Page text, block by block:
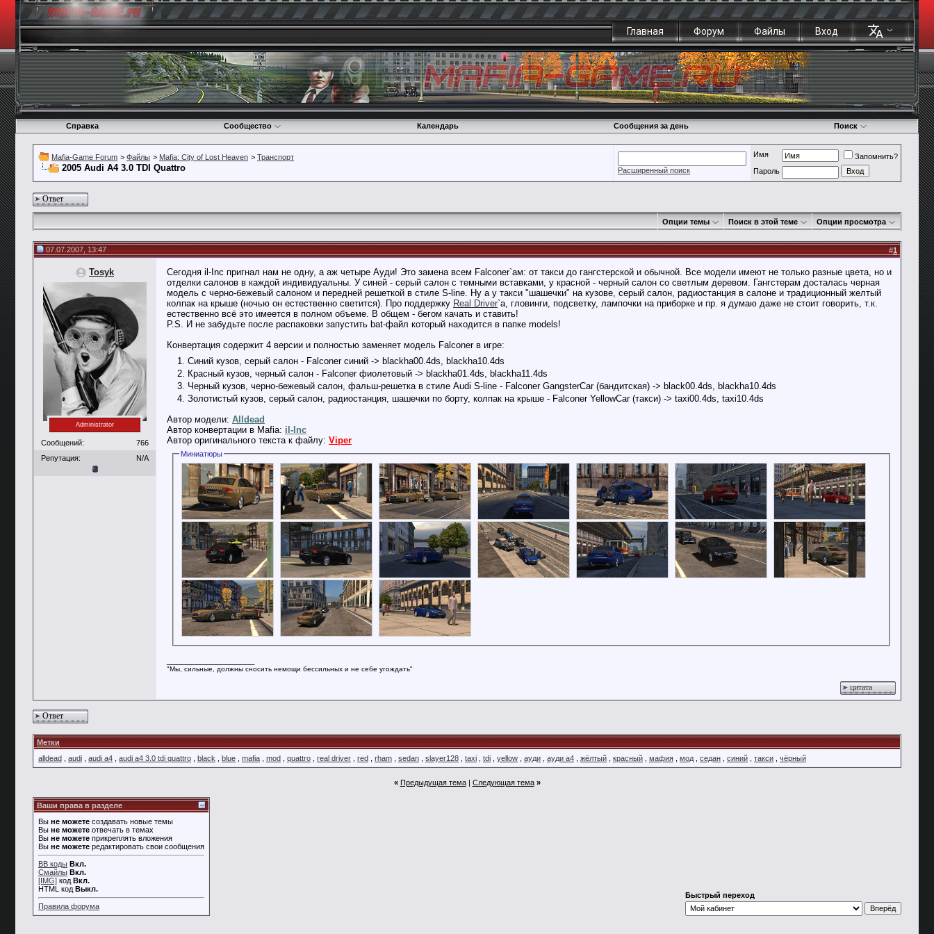
Главная Форум Файлы Вход
Справка Сообщество Календарь Сообщения за день Поиск
Mafia-Game Forum > Файлы > Mafia: City of Lost Heaven > Транспорт
2005 Audi A4 3.0 TDI Quattro Расширенный поиск
Имя
Запомнить?
Пароль
Ответ
Опции темы Поиск в этой теме Опции просмотра
07.07.2007, 13:47 #1
Tosyk
Administrator
Сообщений:
766
Репутация:
N/A
Сегодня il-Inc пригнал нам не одну, а аж четыре Ауди! Это замена всем Falconer`ам: от такси до гангстерской и обычной. Все модели имеют не только разные цвета, но и
отделки салонов в каждой индивидуальны. У синей - серый салон с темными вставками, у красной - черный салон со светлым деревом. Гангстерам досталась черная
модель с черно-бежевый салоном и передней решеткой в стиле S-line. Ну а у такси "шашечки" на кузове, серый салон, радиостанция в салоне и традиционный желтый
колпак на крыше (ночью он естественно светится). Про поддержку Real Driver`а, гловинги, подсветку, лампочки на приборке и пр. я думаю даже не стоит говорить, т.к.
естественно всё это имеется в полном объеме. В общем - бегом качать и ставить!
P.S. И не забудьте после распаковки запустить bat-файл который находится в папке models!
Конвертация содержит 4 версии и полностью заменяет модель Falconer в игре:
Синий кузов, серый салон - Falconer синий -> blackha00.4ds, blackha10.4ds
Красный кузов, черный салон - Falconer фиолетовый -> blackha01.4ds, blackha11.4ds
Черный кузов, черно-бежевый салон, фальш-решетка в стиле Audi S-line - Falconer GangsterCar (бандитская) -> black00.4ds, blackha10.4ds
Золотистый кузов, серый салон, радиостанция, шашечки по борту, колпак на крыше - Falconer YellowCar (такси) -> taxi00.4ds, taxi10.4ds
Автор модели: Alldead
Автор конвертации в Mafia: il-Inc
Автор оригинального текста к файлу: Viper
Миниатюры
"Мы, сильные, должны сносить немощи бессильных и не себе угождать"
цитата
Ответ
Метки
alldead
audi audi a4 audi a4 3.0 tdi quattro black blue mafia mod quattro real driver red rham sedan slayer128 taxi tdi yellow ауди ауди а4 жёлтый красный мафия мод седан синий такси чёрный
« Предыдущая тема| Следующая тема »
Ваши права в разделе
Вы не можете создавать новые темы
Вы не можете отвечать в темах
Вы не можете прикреплять вложения
Вы не можете редактировать свои сообщения
BB коды Вкл.
Смайлы Вкл.
[IMG] код Вкл.
HTML код Выкл.
Правила форума
Быстрый переход